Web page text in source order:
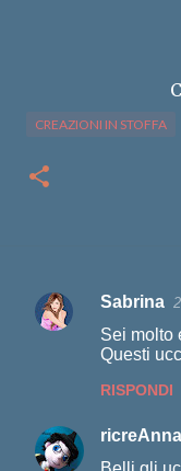
CREAZIONI IN STOFFA
C
e
Sabrina
Sei molto
Questi
RISPONDI
ricreAnna